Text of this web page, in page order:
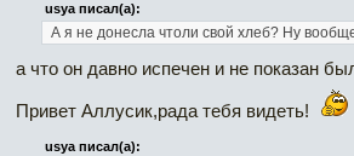
usya писал(а):
А я не донесла чтоли свой хлеб? Ну
а что он давно испечен и не показан
Привет Аллусик,рада тебя видеть!
usya писал(а):